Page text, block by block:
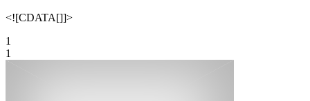
<![CDATA[]]>
1
1